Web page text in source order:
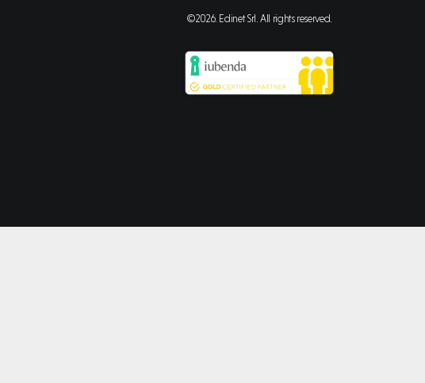
©2026. Edinet Srl. All rights reserved.